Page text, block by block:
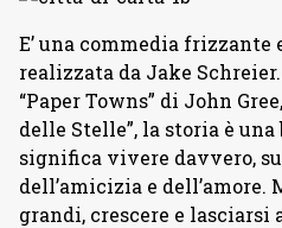
E’ una commedia frizzante
realizzata da Jake
“Paper Towns” di John
delle Stelle”, la storia è
significa vivere davvero,
dell’amicizia e dell’amore.
grandi, crescere e lasciarsi